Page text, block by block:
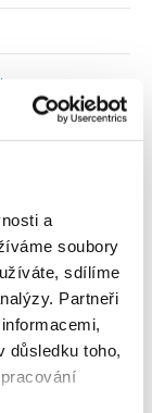
a
soubory
sdílíme
Partneři
důsledku toho,